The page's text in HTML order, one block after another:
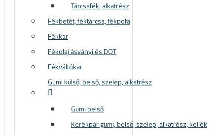
Tárcsafék, alkatrész
Fékbetét, féktárcsa, fékpofa
Fékkar
Fékolaj ásványi és DOT
Fékváltókar
Gumi külső, belső, szelep, alkatrész
Gumi belső
Kerékpár gumi, belső, szelep, alkatrész, kellék